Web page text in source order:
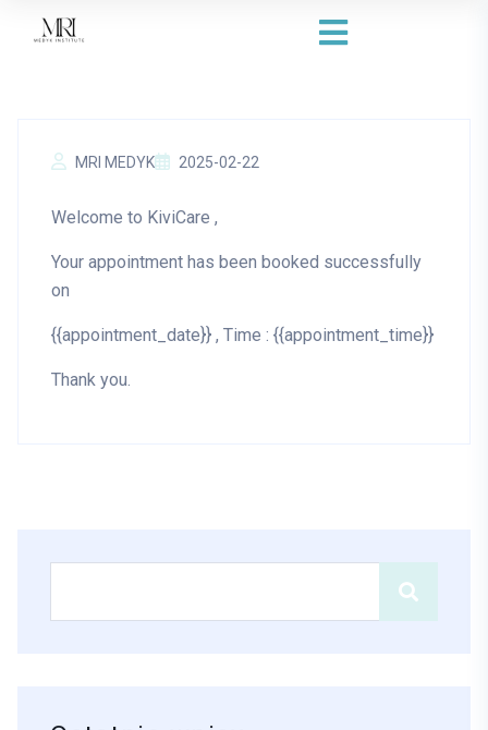
MRI MEDYK 2025-02-22
Welcome to KiviCare ,
Your appointment has been booked successfully
on
{{appointment_date}} , Time : {{appointment_time}}
Thank you.